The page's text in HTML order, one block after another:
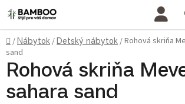
Prejsť na obsah
Domov
/Nábytok /Detský nábytok /Rohová skriňa
sand
Rohová skriňa
sahara sand